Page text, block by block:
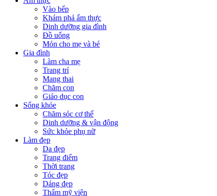
Vào bếp
Khám phá ẩm thực
Dinh dưỡng gia đình
Đồ uống
Món cho mẹ và bé
Gia đình
Làm cha mẹ
Trang trí
Mang thai
Chăm con
Giáo dục con
Sống khỏe
Chăm sóc cơ thể
Dinh dưỡng & vận động
Sức khỏe phụ nữ
Làm đẹp
Da đẹp
Trang điểm
Thời trang
Tóc đẹp
Dáng đẹp
Thẩm mỹ viện